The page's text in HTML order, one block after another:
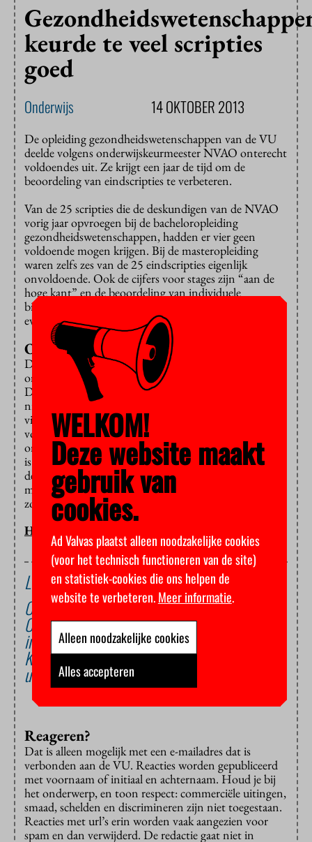
keurde te veel scripties
goed
Onderwijs 14 OKTOBER 2013
De opleiding gezondheidswetenschappen van de VU
deelde volgens onderwijskeurmeester NVAO onterecht
voldoendes uit. Ze krijgt een jaar de tijd om de
beoordeling van eindscripties te verbeteren.
Van de 25 scripties die de deskundigen van de NVAO
vorig jaar opvroegen bij de bacheloropleiding
gezondheidswetenschappen, hadden er vier geen
voldoende mogen krijgen. Bij de masteropleiding
waren zelfs zes van de 25 eindscripties eigenlijk
onvoldoende. Ook de cijfers voor stages zijn “aan de
hoge kant” en de beoordeling van individuele
bijdragen van studenten aan groepsproducten laat
eveneens te wensen over.
Onderwijsniveau wel in orde
De opleidingkrijgtvan de NVAO tot juni 2014 de tijd
om zich te verbeteren en werkt al aan een herstelplan.
De voorwaarden zijn gunstig volgens de NVAO: het
niveau van gezondheidswetenschappen, met zo’n
vierhonderd eerstejaars de grootste van Nederland, is
voldoende, al kan de studielast wel wat zwaarder. Het
onderwijsprogramma van gezondheidswetenschappen
is in orde en de docenten zijn gemotiveerd en
deskundig. In de periode dat de stages beoordeeld
moeten worden is hun werkdruk erg hoog. Ook daar
zou de opleiding iets aan moeten doen.
HOP, HEIN CUPPEN
Lees ook
Onderwijskeurmeester krijgt kwakzalversprijs
Onderwijsinspectie wil sneller kunnen
ingrijpen als het mis gaat
Kamer heeft minder vertrouwen in
universiteiten dan minister
Reageren?
Dat is alleen mogelijk met een e-mailadres dat is
verbonden aan de VU. Reacties worden gepubliceerd
met voornaam of initiaal en achternaam. Houd je bij
het onderwerp, en toon respect: commerciële uitingen,
smaad, schelden en discrimineren zijn niet toegestaan.
Reacties met url’s erin worden vaak aangezien voor
spam en dan verwijderd. De redactie gaat niet in
WELKOM!
Deze website maakt
gebruik van
cookies.
Ad Valvas plaatst alleen noodzakelijke cookies
(voor het technisch functioneren van de site)
en statistiek-cookies die ons helpen de
website te verbeteren.Meer informatie.
Alleen noodzakelijke cookies
Alles accepteren